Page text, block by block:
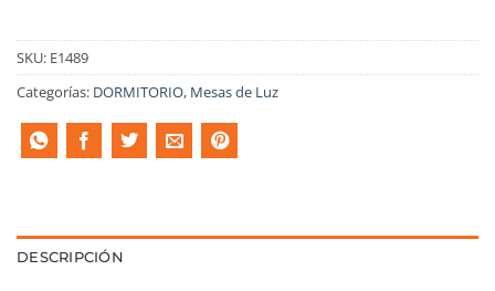
SKU: E1489
Categorías: DORMITORIO, Mesas de Luz
DESCRIPCIÓN